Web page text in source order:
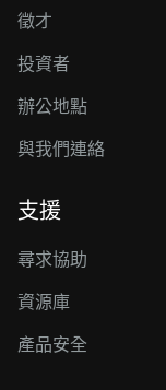
徵才
投資者
辦公地點
與我們連絡
支援
尋求協助
資源庫
產品安全